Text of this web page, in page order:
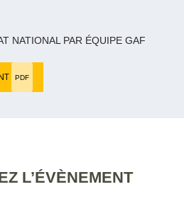
NATIONAL PAR ÉQUIPE GAF
PDF
L’ÉVÈNEMENT